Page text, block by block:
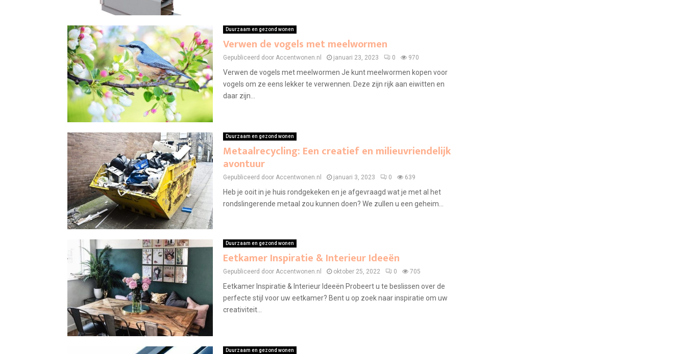
Duurzaam en gezond wonen
Verwen de vogels met meelwormen
Gepubliceerd door Accentwonen.nl januari 23, 2023 0 970
Verwen de vogels met meelwormen Je kunt meelwormen kopen voor
vogels om ze eens lekker te verwennen. Deze zijn rijk aan eiwitten en
daar zijn...
Duurzaam en gezond wonen
Metaalrecycling: Een creatief en milieuvriendelijk
avontuur
Gepubliceerd door Accentwonen.nl januari 3, 2023 0 639
Heb je ooit in je huis rondgekeken en je afgevraagd wat je met al het
rondslingerende metaal zou kunnen doen? We zullen u een geheim...
Duurzaam en gezond wonen
Eetkamer Inspiratie & Interieur Ideeën
Gepubliceerd door Accentwonen.nl oktober 25, 2022 0 705
Eetkamer Inspiratie & Interieur Ideeën Probeert u te beslissen over de
perfecte stijl voor uw eetkamer? Bent u op zoek naar inspiratie om uw
creativiteit...
Duurzaam en gezond wonen